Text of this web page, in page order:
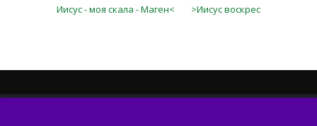
Иисус - моя скала - Маген<
>Иисус воскрес